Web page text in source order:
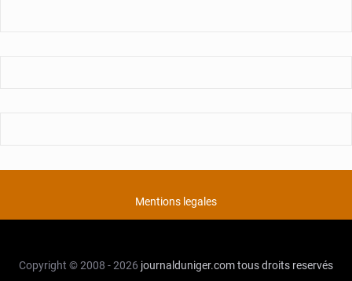
Mentions legales
Copyright © 2008 - 2026 journalduniger.comtous droits reservés